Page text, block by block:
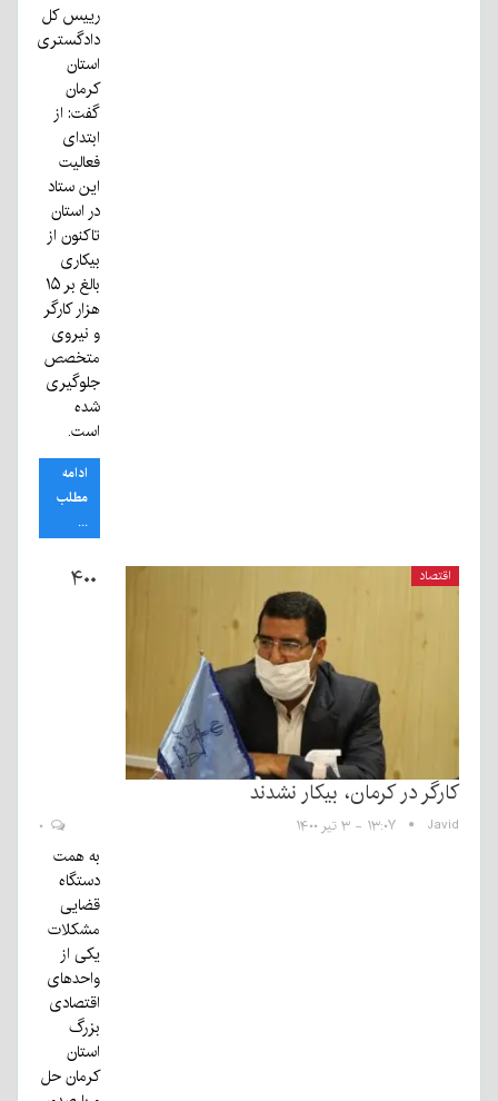
رییس کل
دادگستری
استان
کرمان
گفت: از
ابتدای
فعالیت
این ستاد
در استان
تاکنون از
بیکاری
بالغ بر ۱۵
هزار کارگر
و نیروی
متخصص
جلوگیری
شده
است.
ادامه
مطلب
...
اقتصاد ۴۰۰
کارگر در کرمان، بیکار نشدند
Javid ۱۳:۰۷ - ۳ تیر ۱۴۰۰
به همت
دستگاه
قضایی
مشکلات
یکی از
واحد‌های
اقتصادی
بزرگ
استان
کرمان حل